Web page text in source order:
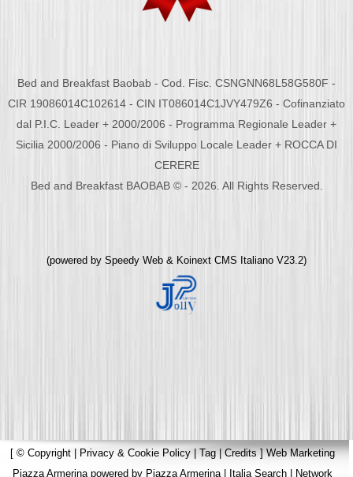
Bed and Breakfast Baobab - Cod. Fisc. CSNGNN68L58G580F -
CIR 19086014C102614 - CIN IT086014C1JVY479Z6 - Cofinanziato
dal P.I.C. Leader + 2000/2006 - Programma Regionale Leader +
Sicilia 2000/2006 - Piano di Sviluppo Locale Leader + ROCCA DI
CERERE
Bed and Breakfast BAOBAB © - 2026. All Rights Reserved.
(powered by Speedy Web & Koinext CMS Italiano V23.2)
[ © Copyright Privacy & Cookie Policy Tag|Credits]Web Marketing
Piazza Armerinapowered by Piazza Armerina| Italia Search Network